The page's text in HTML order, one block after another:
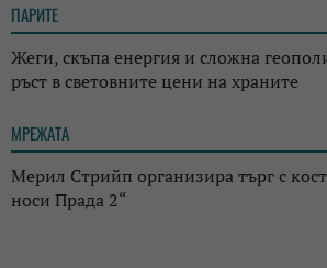
ПАРИТЕ
Жеги, скъпа енергия и сложна
ръст в световните цени на храните
МРЕЖАТА
Мерил Стрийп организира търг с
носи Прада 2“